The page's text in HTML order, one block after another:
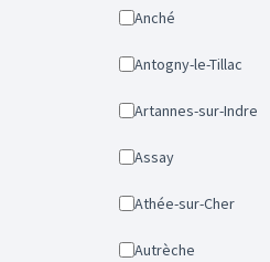
Anché
Antogny-le-Tillac
Artannes-sur-Indre
Assay
Athée-sur-Cher
Autrèche